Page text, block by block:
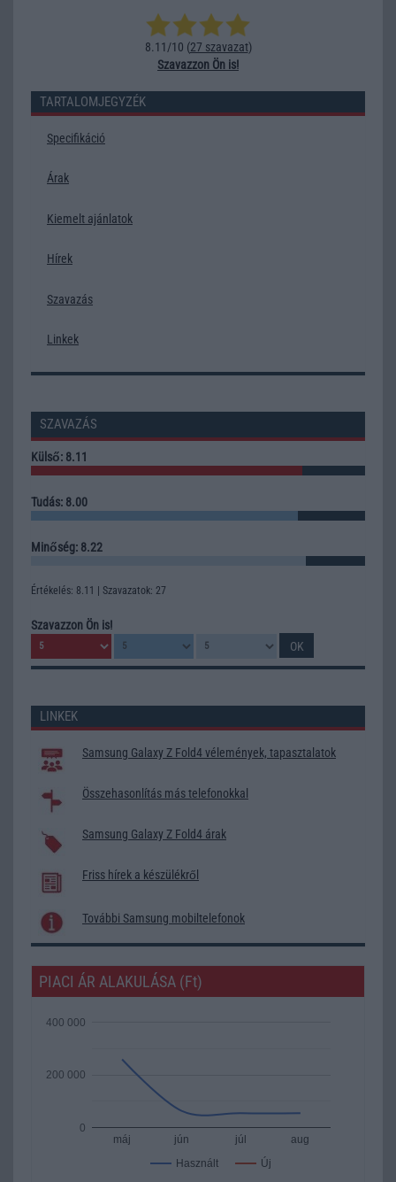
8.11/10 (27 szavazat)
Szavazzon Ön is!
TARTALOMJEGYZÉK
Specifikáció
Árak
Kiemelt ajánlatok
Hírek
Szavazás
Linkek
SZAVAZÁS
Külső: 8.11
Tudás: 8.00
Minőség: 8.22
Értékelés: 8.11 | Szavazatok: 27
Szavazzon Ön is!
LINKEK
Samsung Galaxy Z Fold4 vélemények, tapasztalatok
Összehasonlítás más telefonokkal
Samsung Galaxy Z Fold4 árak
Friss hírek a készülékről
További Samsung mobiltelefonok
PIACI ÁR ALAKULÁSA (Ft)
Használt Új
máj jún júl aug
0
200 000
400 000